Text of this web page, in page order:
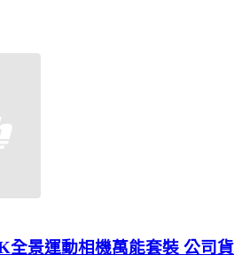
全景運動相機萬能套裝 公司貨